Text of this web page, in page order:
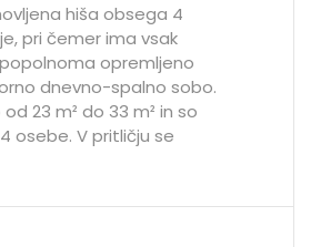
hiša obsega 4
pri čemer ima vsak
opremljeno
dnevno-spalno sobo.
23 m² do 33 m² in so
osebe. V pritličju se